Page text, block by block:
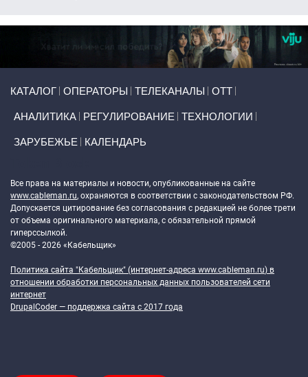
КАТАЛОГ ОПЕРАТОРЫ ТЕЛЕКАНАЛЫ ОТТ
АНАЛИТИКА РЕГУЛИРОВАНИЕ ТЕХНОЛОГИИ
ЗАРУБЕЖЬЕ КАЛЕНДАРЬ
Все права на материалы и новости, опубликованные на сайте
www.cableman.ru, охраняются в соответствии с законодательством РФ.
Допускается цитирование без согласования с редакцией не более трети
от объема оригинального материала, с обязательной прямой
гиперссылкой.
©2005 - 2026 «Кабельщик»
Политика сайта "Кабельщик" (интернет-адреса www.cableman.ru) в
отношении обработки персональных данных пользователей сети
интернет
DrupalCoder — поддержка сайта c 2017 года